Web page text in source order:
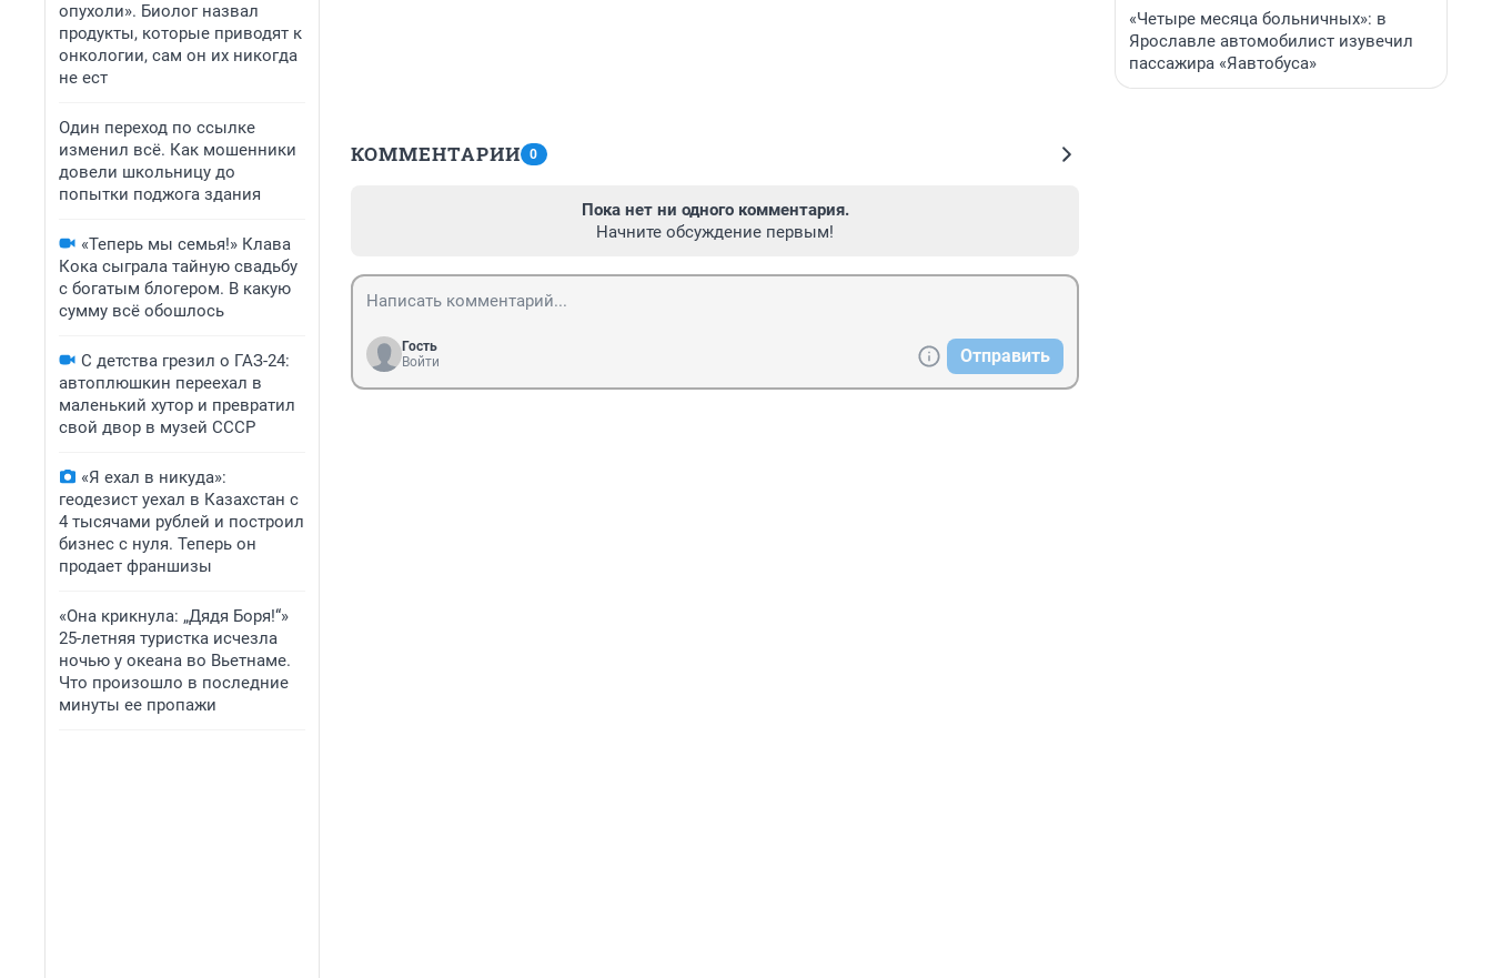
опухоли». Биолог назвал
продукты, которые приводят к
онкологии, сам он их никогда
не ест
Один переход по ссылке
изменил всё. Как мошенники
довели школьницу до
попытки поджога здания
«Теперь мы семья!» Клава
Кока сыграла тайную свадьбу
с богатым блогером. В какую
сумму всё обошлось
С детства грезил о ГАЗ-24:
автоплюшкин переехал в
маленький хутор и превратил
свой двор в музей СССР
«Я ехал в никуда»:
геодезист уехал в Казахстан с
4 тысячами рублей и построил
бизнес с нуля. Теперь он
продает франшизы
«Она крикнула: „Дядя Боря!“»
25-летняя туристка исчезла
ночью у океана во Вьетнаме.
Что произошло в последние
минуты ее пропажи
КОММЕНТАРИИ 0
Пока нет ни одного комментария.
Начните обсуждение первым!
Гость
Войти
Отправить
«Четыре месяца больничных»: в
Ярославле автомобилист изувечил
пассажира «Яавтобуса»